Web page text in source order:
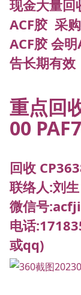
现金大量回
ACF胶 采
ACF胶 会
告长期有效
重点回
00
回收
联络人:刘生
微信号
电话
或qq)